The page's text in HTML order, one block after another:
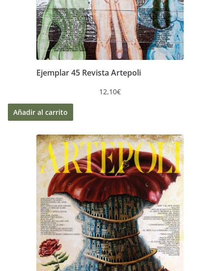
Ejemplar 45 Revista Artepoli
12,10€
Añadir al carrito